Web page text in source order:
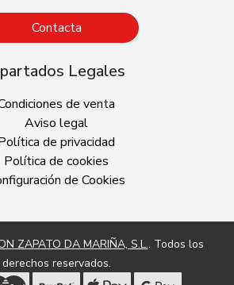
Contacta
Legales
de venta
Aviso legal
de privacidad
Política de cookies
de Cookies
ZAPATO DA MARIÑA, S.L.. Todos los
derechos reservados.